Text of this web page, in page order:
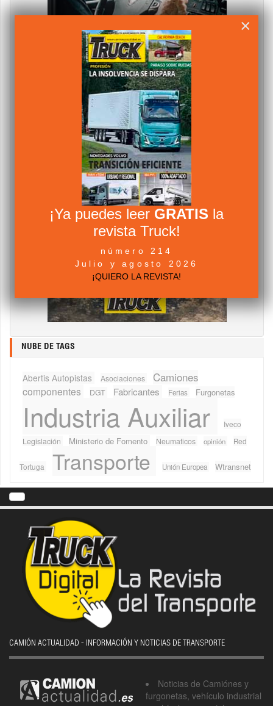
NUBE DE TAGS
Abertis Autopistas Asociaciones Camiones
componentes DGT Fabricantes Ferias Furgonetas
Industria Auxiliar
Iveco
Legislación
Ministerio de Fomento Neumaticos opinión Red
Tortuga Transporte Unión Europea Wtransnet
CAMIÓN ACTUALIDAD - INFORMACIÓN Y NOTICIAS DE TRANSPORTE
Noticias de Camiónes y
furgonetas, vehículo industrial
×
¡Ya puedes leer GRATIS la
revista Truck!
número 214
Julio y agosto 2026
¡QUIERO LA REVISTA!